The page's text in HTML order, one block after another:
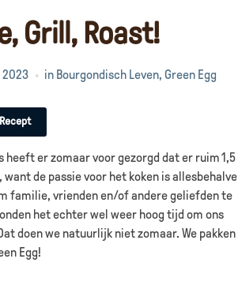
Grill, Roast!
2023 in Bourgondisch Leven, Green Egg
er zomaar voor gezorgd dat er ruim 1,5
de passie voor het koken is allesbehalve
familie, vrienden en/of andere geliefden te
het echter wel weer hoog tijd om ons
doen we natuurlijk niet zomaar. We pakken
Egg!